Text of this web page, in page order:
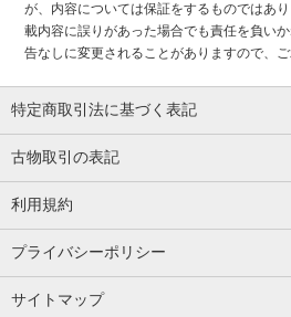
が、内容については保証をするものではあ
載内容に誤りがあった場合でも責任を負い
告なしに変更されることがありますので、ご
特定商取引法に基づく表記
古物取引の表記
利用規約
プライバシーポリシー
サイトマップ